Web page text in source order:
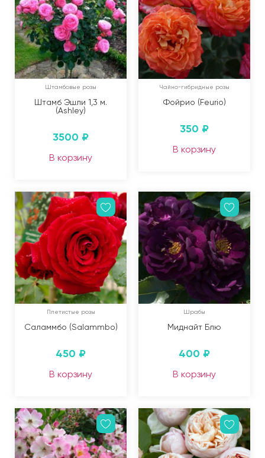
Штамбовые розы
Штамб Эшли 1,3 м.
(Ashley)
3500 ₽
В корзину
Чайно-гибридные розы
Фойрио (Feurio)
350 ₽
В корзину
Плетистые розы
Саламмбо (Salammbo)
450 ₽
В корзину
Шрабы
Миднайт Блю
400 ₽
В корзину